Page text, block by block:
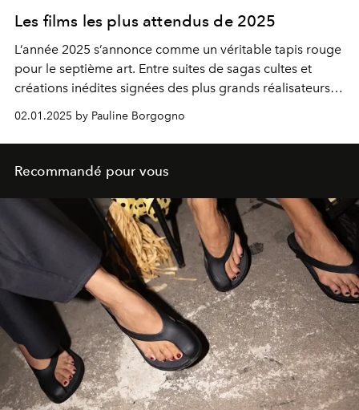
Les films les plus attendus de 2025
L’année 2025 s’annonce comme un véritable tapis rouge
pour le septième art. Entre suites de sagas cultes et
créations inédites signées des plus grands réalisateurs,
ces films promettent de nous captiver. Sélection des
œuvres à ne pas manquer.
02.01.2025 by Pauline Borgogno
Recommandé pour vous